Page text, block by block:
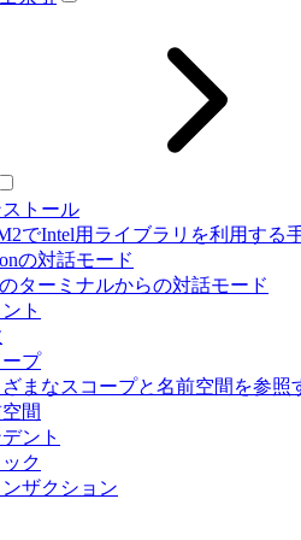
トール
でIntel用ライブラリを利用する
の対話モード
ターミナルからの対話モード
ト
プ
ざまなスコープと名前空間を参照
間
ント
ク
ンザクション